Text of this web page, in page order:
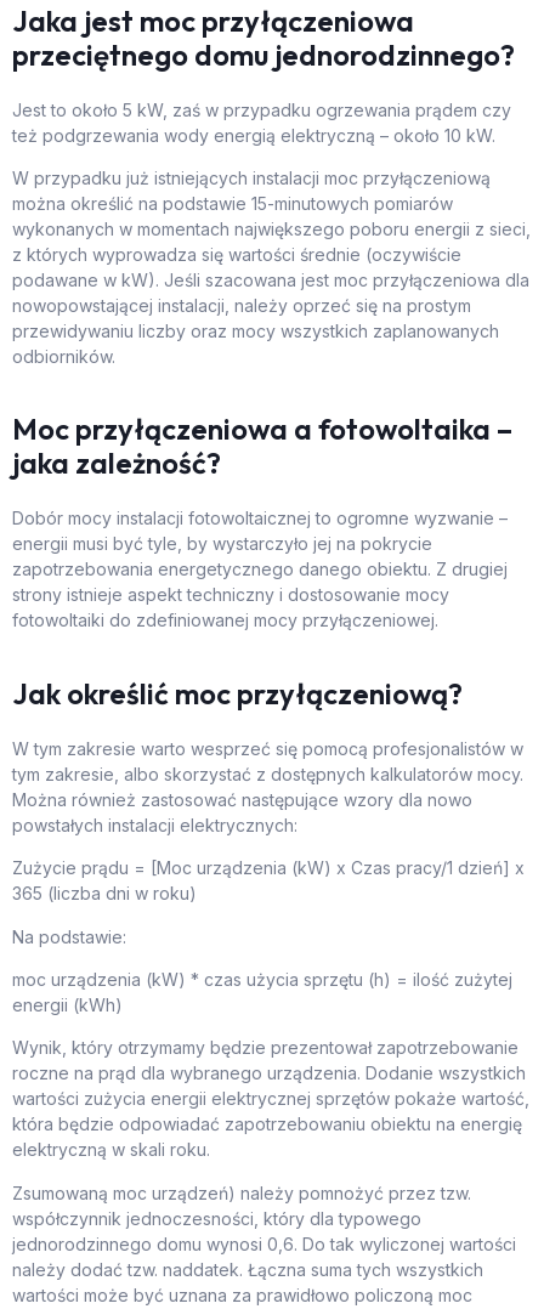
Jaka jest moc przyłączeniowa
przeciętnego domu jednorodzinnego?
Jest to około 5 kW, zaś w przypadku ogrzewania prądem czy
też podgrzewania wody energią elektryczną – około 10 kW.
W przypadku już istniejących instalacji moc przyłączeniową
można określić na podstawie 15-minutowych pomiarów
wykonanych w momentach największego poboru energii z sieci,
z których wyprowadza się wartości średnie (oczywiście
podawane w kW). Jeśli szacowana jest moc przyłączeniowa dla
nowopowstającej instalacji, należy oprzeć się na prostym
przewidywaniu liczby oraz mocy wszystkich zaplanowanych
odbiorników.
Moc przyłączeniowa a fotowoltaika –
jaka zależność?
Dobór mocy instalacji fotowoltaicznej to ogromne wyzwanie –
energii musi być tyle, by wystarczyło jej na pokrycie
zapotrzebowania energetycznego danego obiektu. Z drugiej
strony istnieje aspekt techniczny i dostosowanie mocy
fotowoltaiki do zdefiniowanej mocy przyłączeniowej.
Jak określić moc przyłączeniową?
W tym zakresie warto wesprzeć się pomocą profesjonalistów w
tym zakresie, albo skorzystać z dostępnych kalkulatorów mocy.
Można również zastosować następujące wzory dla nowo
powstałych instalacji elektrycznych:
Zużycie prądu = [Moc urządzenia (kW) x Czas pracy/1 dzień] x
365 (liczba dni w roku)
Na podstawie:
moc urządzenia (kW) * czas użycia sprzętu (h) = ilość zużytej
energii (kWh)
Wynik, który otrzymamy będzie prezentował zapotrzebowanie
roczne na prąd dla wybranego urządzenia. Dodanie wszystkich
wartości zużycia energii elektrycznej sprzętów pokaże wartość,
która będzie odpowiadać zapotrzebowaniu obiektu na energię
elektryczną w skali roku.
Zsumowaną moc urządzeń) należy pomnożyć przez tzw.
współczynnik jednoczesności, który dla typowego
jednorodzinnego domu wynosi 0,6. Do tak wyliczonej wartości
należy dodać tzw. naddatek. Łączna suma tych wszystkich
wartości może być uznana za prawidłowo policzoną moc